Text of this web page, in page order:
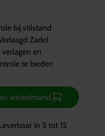
bij stilstand
Zadel
en
te bieden
winkelmand
in 5 tot 15